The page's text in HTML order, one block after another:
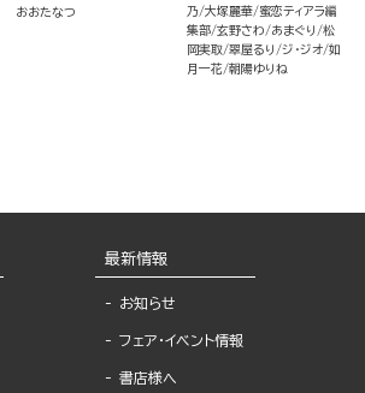
で甘く乱される（単話版）
おおたなつ
乃 大塚麗華 蜜恋ティアラ編
集部 玄野さわ あまぐり
松
岡実取 翠屋るり ジ・ジオ 如
月一花 朝陽ゆりね
最新情報
お知らせ
フェア・イベント情報
書店様へ